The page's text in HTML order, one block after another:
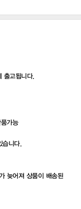
출고됩니다.
가능
니다.
늦어져 상품이 배송된